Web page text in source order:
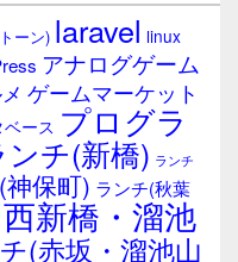
ーン) laravel linux
アナログゲーム
ゲームマーケット
ース プログラ
ンチ(新橋) ランチ
保町) ランチ(秋葉
新橋・溜池
(赤坂・溜池山